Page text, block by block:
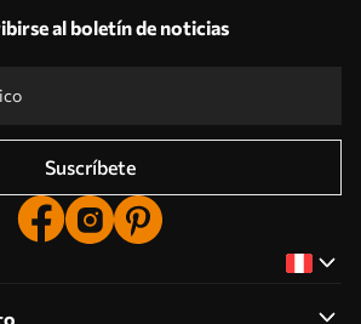
al boletín de noticias
Suscríbete